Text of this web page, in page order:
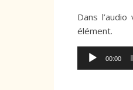
Dans
élément.
Lecteur 00:00